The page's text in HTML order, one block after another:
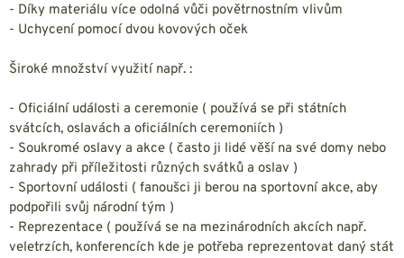
- Díky materiálu více odolná vůči povětrnostním vlivům
- Uchycení pomocí dvou kovových oček
Široké množství využití např. :
- Oficiální události a ceremonie ( používá se při státních
svátcích, oslavách a oficiálních ceremoniích )
- Soukromé oslavy a akce ( často ji lidé věší na své domy nebo
zahrady při příležitosti různých svátků a oslav )
- Sportovní události ( fanoušci ji berou na sportovní akce, aby
podpořili svůj národní tým )
- Reprezentace ( používá se na mezinárodních akcích např.
veletrzích, konferencích kde je potřeba reprezentovat daný stát